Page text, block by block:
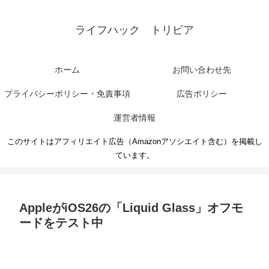
ライフハック トリビア
ホーム お問い合わせ先
プライバシーポリシー・免責事項 広告ポリシー
運営者情報
このサイトはアフィリエイト広告（Amazonアソシエイト含む）を掲載し
ています。
AppleがiOS26の「Liquid Glass」オフモ
ードをテスト中